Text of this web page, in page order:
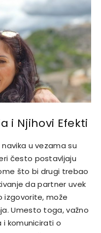
i Njihovi Efekti
u vezama su
često postavljaju
što bi drugi trebao
da partner uvek
izgovorite, može
Umesto toga, važno
komunicirati o